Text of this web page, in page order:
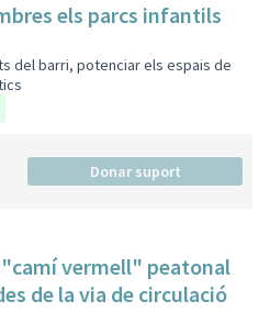
els parcs infantils
del barri, potenciar els espais de
Donar suport
vermell" peatonal
de la via de circulació